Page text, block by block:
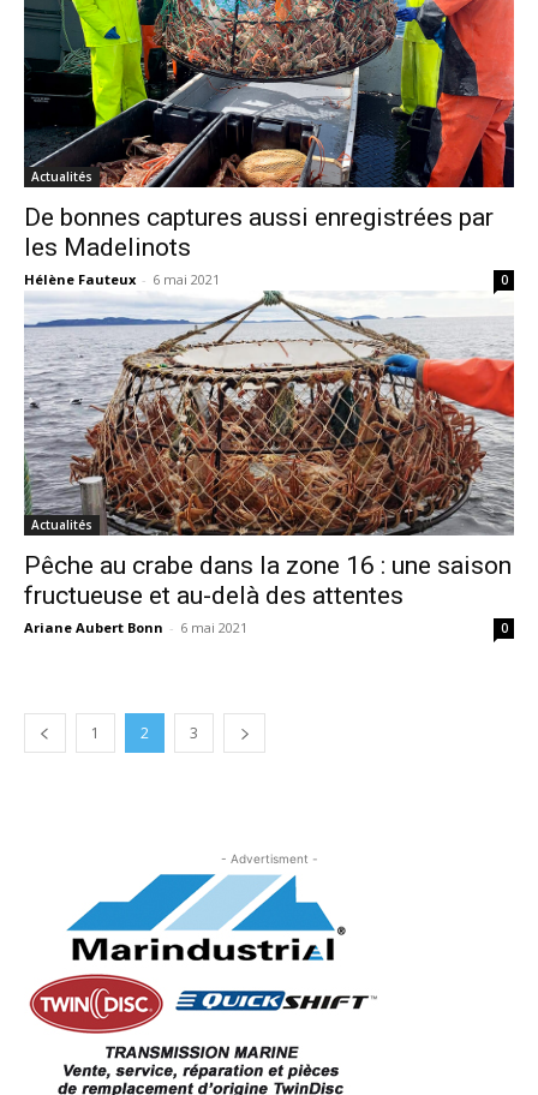
Actualités
De bonnes captures aussi enregistrées par
les Madelinots
Hélène Fauteux - 6 mai 2021 0
Actualités
Pêche au crabe dans la zone 16 : une saison
fructueuse et au-delà des attentes
Ariane Aubert Bonn - 6 mai 2021 0
1 2 3
- Advertisment -